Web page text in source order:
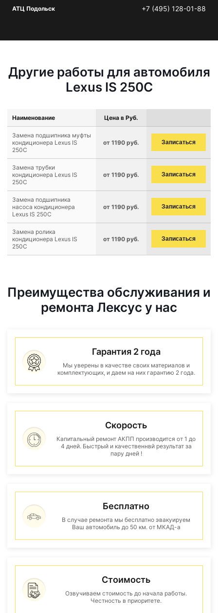
АТЦ Подольск +7 (495) 128-01-88
Другие работы для автомобиля
Lexus IS 250C
Наименование Цена в Руб.
Замена подшипника муфты
кондиционера Lexus IS
250C
от 1190 руб. Записаться
Замена трубки
кондиционера Lexus IS
250C
от 1190 руб. Записаться
Замена подшипника
насоса кондиционера
Lexus IS 250C
от 1190 руб. Записаться
Замена ролика
кондиционера Lexus IS
250C
от 1190 руб. Записаться
Преимущества обслуживания и
ремонта Лексус у нас
Гарантия 2 года
Мы уверены в качестве своих материалов и
комплектующих, и даем на них гарантию 2 года.
Скорость
Капитальный ремонт АКПП производится от 1 до
4 дней. Быстрый и качественнвй результат за
пару дней !
Бесплатно
В случае ремонта мы бесплатно эвакуируем
Ваш автомобиль до 50 км. от МКАД-а
Стоимость
Озвучиваем стоимость до начала работы.
Честность в приоритете.